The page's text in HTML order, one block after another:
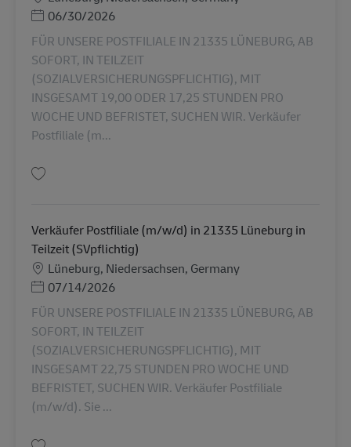
Posted Date
06/30/2026
FÜR UNSERE POSTFILIALE IN 21335 LÜNEBURG, AB
SOFORT, IN TEILZEIT
(SOZIALVERSICHERUNGSPFLICHTIG), MIT
INSGESAMT 19,00 ODER 17,25 STUNDEN PRO
WOCHE UND BEFRISTET, SUCHEN WIR. Verkäufer
Postfiliale (m...
Verkäufer Postfiliale (m/w/d) in 21335 Lüneburg in
Teilzeit (SVpflichtig)
LokasiLüneburg, Niedersachsen, Germany
Posted Date
07/14/2026
FÜR UNSERE POSTFILIALE IN 21335 LÜNEBURG, AB
SOFORT, IN TEILZEIT
(SOZIALVERSICHERUNGSPFLICHTIG), MIT
INSGESAMT 22,75 STUNDEN PRO WOCHE UND
BEFRISTET, SUCHEN WIR. Verkäufer Postfiliale
(m/w/d). Sie ...